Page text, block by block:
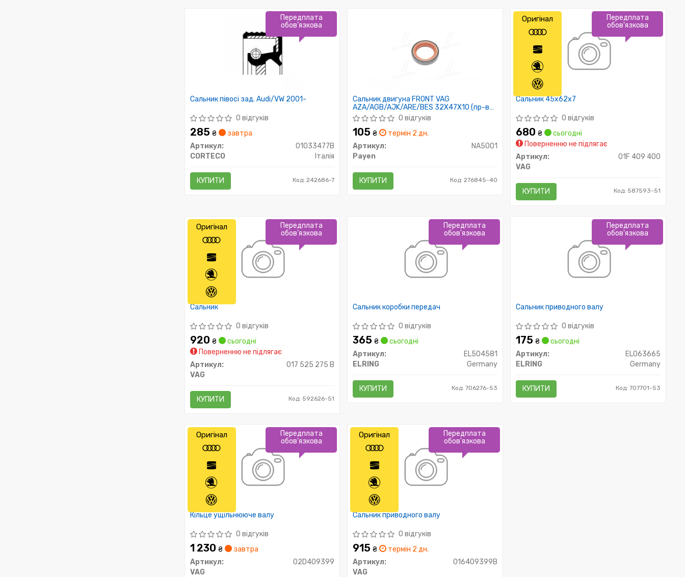
Сальник півосі зад. Audi/VW 2001-
0 відгуків
285 ₴
завтра
Артикул:
01033477B
CORTECO
Італія
КУПИТИ Код: 242686-7
Передплата
обов'язкова
Сальник двигуна FRONT VAG
AZA/AGB/AJK/ARE/BES 32X47X10 (пр-во
PAYEN)
0 відгуків
105₴
термін 2 дн.
Артикул:
NA5001
Payen
КУПИТИ Код: 276845-40
Сальник 45x62x7
0 відгуків
680₴
сьогодні
Поверненню не підлягає
Артикул:
01F 409 400
VAG
КУПИТИ Код: 587593-51
Передплата
обов'язкова
Оригінал
Сальник
0 відгуків
920 ₴
сьогодні
Поверненню не підлягає
Артикул:
017 525 275 B
VAG
КУПИТИ Код: 592626-51
Передплата
обов'язкова
Оригінал
Сальник коробки передач
0 відгуків
365₴
сьогодні
Артикул:
EL504581
ELRING
Germany
КУПИТИ Код: 706276-53
Передплата
обов'язкова
Сальник приводного валу
0 відгуків
175₴
сьогодні
Артикул:
EL063665
ELRING
Germany
КУПИТИ Код: 707701-53
Передплата
обов'язкова
Кільце ущільнююче валу
0 відгуків
1 230 ₴
завтра
Артикул:
02D409399
VAG
Передплата
обов'язкова
Оригінал
Сальник приводного валу
0 відгуків
915₴
термін 2 дн.
Артикул:
016409399B
VAG
Передплата
обов'язкова
Оригінал